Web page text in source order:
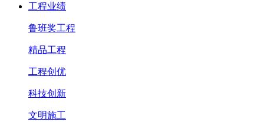
工程业绩
鲁班奖工程
精品工程
工程创优
科技创新
文明施工